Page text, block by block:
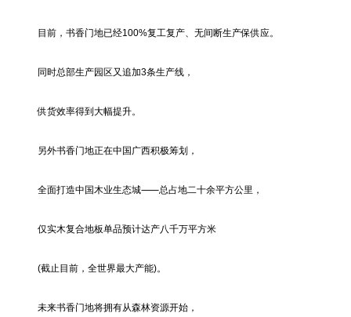
目前，书香门地已经100%复工复产、无间断生产保供应。
同时总部生产园区又追加3条生产线，
供货效率得到大幅提升。
另外书香门地正在中国广西积极筹划，
全面打造中国木业生态城⸺总占地二十余平方公里，
仅实木复合地板单品预计达产八千万平方米
(截止目前，全世界最大产能)。
未来书香门地将拥有从森林资源开始，